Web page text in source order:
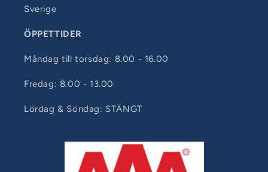
Sverige
ÖPPETTIDER
Måndag till torsdag: 8.00 - 16.00
Fredag: 8.00 - 13.00
Lördag & Söndag: STÄNGT